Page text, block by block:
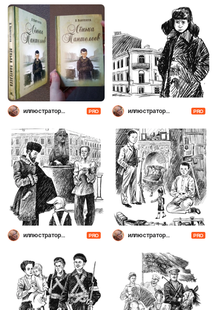
иллюстратор
PRO
иллюстратор
PRO
иллюстратор
PRO
иллюстратор
PRO